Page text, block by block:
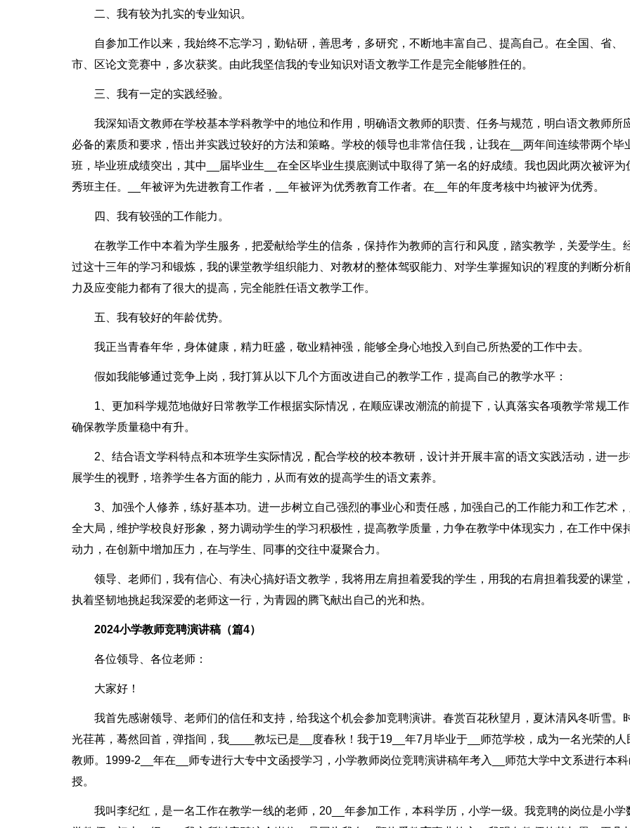
二、我有较为扎实的专业知识。
自参加工作以来，我始终不忘学习，勤钻研，善思考，多研究，不断地丰富自己、提高自己。在全国、省、
市、区论文竞赛中，多次获奖。由此我坚信我的专业知识对语文教学工作是完全能够胜任的。
三、我有一定的实践经验。
我深知语文教师在学校基本学科教学中的地位和作用，明确语文教师的职责、任务与规范，明白语文教师所
必备的素质和要求，悟出并实践过较好的方法和策略。学校的领导也非常信任我，让我在__两年间连续带两个毕
班，毕业班成绩突出，其中__届毕业生__在全区毕业生摸底测试中取得了第一名的好成绩。我也因此两次被评为
秀班主任。__年被评为先进教育工作者，__年被评为优秀教育工作者。在__年的年度考核中均被评为优秀。
四、我有较强的工作能力。
在教学工作中本着为学生服务，把爱献给学生的信条，保持作为教师的言行和风度，踏实教学，关爱学生。
过这十三年的学习和锻炼，我的课堂教学组织能力、对教材的整体驾驭能力、对学生掌握知识的'程度的判断分析
力及应变能力都有了很大的提高，完全能胜任语文教学工作。
五、我有较好的年龄优势。
我正当青春年华，身体健康，精力旺盛，敬业精神强，能够全身心地投入到自己所热爱的工作中去。
假如我能够通过竞争上岗，我打算从以下几个方面改进自己的教学工作，提高自己的教学水平：
1、更加科学规范地做好日常教学工作根据实际情况，在顺应课改潮流的前提下，认真落实各项教学常规工
确保教学质量稳中有升。
2、结合语文学科特点和本班学生实际情况，配合学校的校本教研，设计并开展丰富的语文实践活动，进一
展学生的视野，培养学生各方面的能力，从而有效的提高学生的语文素养。
3、加强个人修养，练好基本功。进一步树立自己强烈的事业心和责任感，加强自己的工作能力和工作艺术
全大局，维护学校良好形象，努力调动学生的学习积极性，提高教学质量，力争在教学中体现实力，在工作中保
动力，在创新中增加压力，在与学生、同事的交往中凝聚合力。
领导、老师们，我有信心、有决心搞好语文教学，我将用左肩担着爱我的学生，用我的右肩担着我爱的课堂
执着坚韧地挑起我深爱的老师这一行，为青园的腾飞献出自己的光和热。
2024小学教师竞聘演讲稿（篇4）
各位领导、各位老师：
大家好！
我首先感谢领导、老师们的信任和支持，给我这个机会参加竞聘演讲。春赏百花秋望月，夏沐清风冬听雪。
光荏苒，蓦然回首，弹指间，我____教坛已是__度春秋！我于19__年7月毕业于__师范学校，成为一名光荣的人
教师。1999-2__年在__师专进行大专中文函授学习，小学教师岗位竞聘演讲稿年考入__师范大学中文系进行本
授。
我叫李纪红，是一名工作在教学一线的老师，20__年参加工作，本科学历，小学一级。我竞聘的岗位是小学